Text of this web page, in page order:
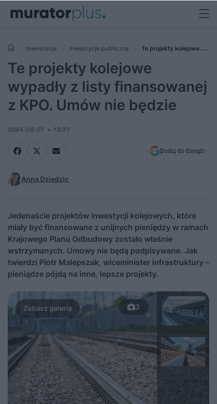
Inwestycje Inwestycje publiczne
Te projekty kolejowe
wypadły z listy finansowanej z KPO. Umów nie będzie
Te projekty kolejowe
wypadły z listy finansowanej
z KPO. Umów nie będzie
2024-08-07 13:27
Dodaj do Google
Anna Dziedzic
Jedenaście projektów inwestycji kolejowych, które
miały być finansowane z unijnych pieniędzy w ramach
Krajowego Planu Odbudowy zostało właśnie
wstrzymanych. Umowy nie będą podpisywane. Jak
twierdzi Piotr Malepszak, wiceminister infrastruktury –
pieniądze pójdą na inne, lepsze projekty.
3